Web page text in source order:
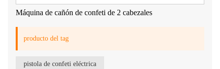
Máquina de cañón de confeti de 2 cabezales
producto del tag
pistola de confeti eléctrica